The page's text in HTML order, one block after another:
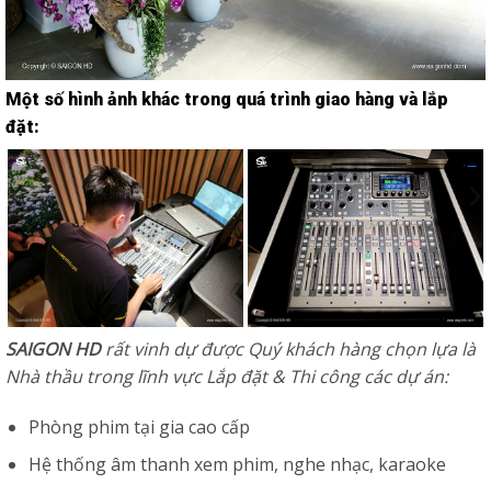
Một số hình ảnh khác trong quá trình giao hàng và lắp
đặt:
SAIGON HDrất vinh dự được Quý khách hàng chọn lựa là
Nhà thầu trong lĩnh vực Lắp đặt & Thi công các dự án:
Phòng phim tại gia cao cấp
Hệ thống âm thanh xem phim, nghe nhạc, karaoke